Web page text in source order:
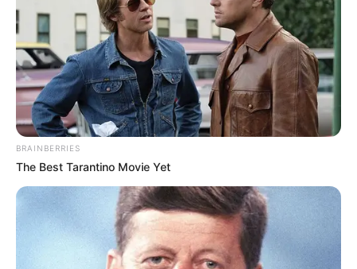
BRAINBERRIES
The Best Tarantino Movie Yet